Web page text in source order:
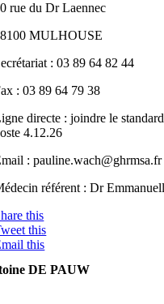
rue du Dr Laennec
MULHOUSE
: 03 89 64 82 44
: 03 89 64 79 38
directe : joindre le
4.12.26
: pauline.wach@ghrmsa.fr
référent : Dr
this
this
this
DE PAUW